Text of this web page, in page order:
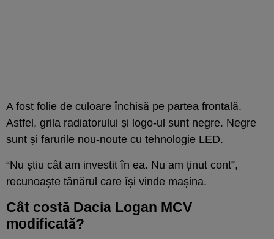
A fost folie de culoare închisă pe partea frontală.
Astfel, grila radiatorului și logo-ul sunt negre. Negre
sunt și farurile nou-nouțe cu tehnologie LED.
“Nu știu cât am investit în ea. Nu am ținut cont”,
recunoaște tânărul care își vinde mașina.
Cât costă Dacia Logan MCV
modificată?